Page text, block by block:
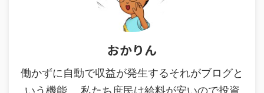
おかりん
働かずに自動で収益が発生するそれがブログと
いう機能。 私たち庶民は給料が安いので投資